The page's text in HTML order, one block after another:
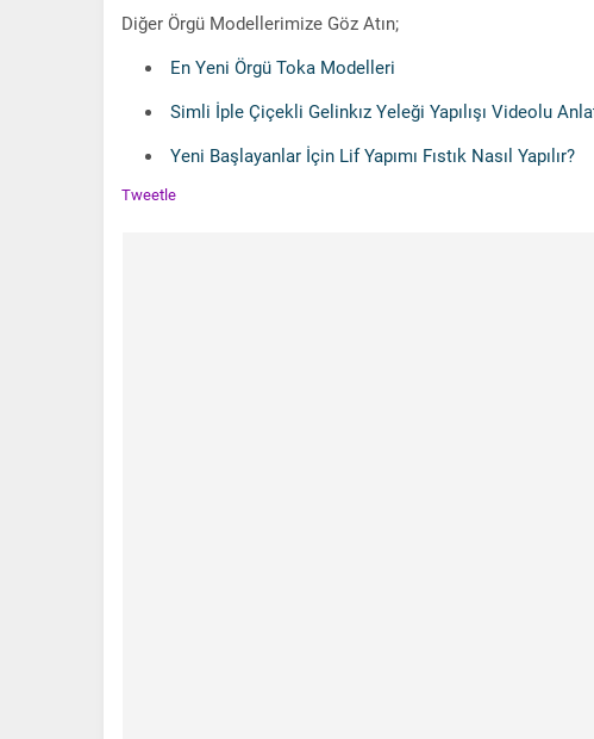
Diğer Örgü Modellerimize Göz Atın;
En Yeni Örgü Toka Modelleri
Simli İple Çiçekli Gelinkız Yeleği Yapılışı Videolu
Yeni Başlayanlar İçin Lif Yapımı Fıstık Nasıl Yapılır?
Tweetle